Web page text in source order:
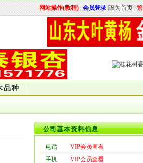
网站操作(教程)|会员登录 设为首页|
品种
公司基本资料信息
电话
VIP会员查看
手机
VIP会员查看